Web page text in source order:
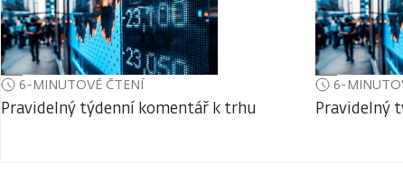
6-MINUTOVÉ ČTENÍ
Pravidelný týdenní komentář k trhu
6-
Pravidelný